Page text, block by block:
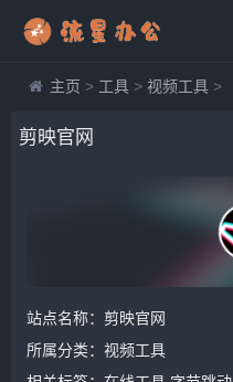
主页 > 工具 > 视频工具 >
剪映官网
站点名称：剪映官网
所属分类： 视频工具